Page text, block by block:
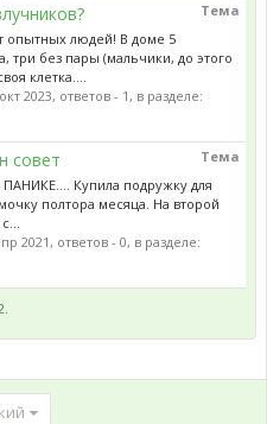
Тема
опытных людей! В доме 5
три без пары (мальчики, до этого
клетка....
2023, ответов - 1, в разделе:
Тема
совет
Купила подружку для
полтора месяца. На второй
2021, ответов - 0, в разделе: